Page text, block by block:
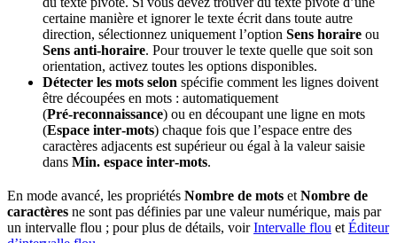
certaine manière et ignorer le texte écrit dans toute autre
direction, sélectionnez uniquement l’option Sens horaire ou
Sens anti‑horaire. Pour trouver le texte quelle que soit son
orientation, activez toutes les options disponibles.
Détecter les mots selon spécifie comment les lignes doivent
être découpées en mots : automatiquement
(Pré‑reconnaissance) ou en découpant une ligne en mots
(Espace inter‑mots) chaque fois que l’espace entre des
caractères adjacents est supérieur ou égal à la valeur saisie
dans Min. espace inter‑mots.
En mode avancé, les propriétés Nombre de mots et Nombre de
caractères ne sont pas définies par une valeur numérique, mais par
un intervalle flou ; pour plus de détails, voirIntervalle flou et Éditeur